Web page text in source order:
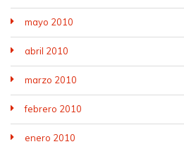
mayo 2010
abril 2010
marzo 2010
febrero 2010
enero 2010